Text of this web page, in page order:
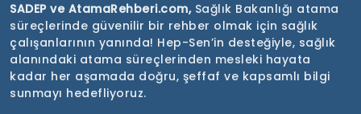
SADEP ve AtamaRehberi.com, Sağlık Bakanlığı atama
süreçlerinde güvenilir bir rehber olmak için sağlık
çalışanlarının yanında! Hep-Sen’in desteğiyle, sağlık
alanındaki atama süreçlerinden mesleki hayata
kadar her aşamada doğru, şeffaf ve kapsamlı bilgi
sunmayı hedefliyoruz.